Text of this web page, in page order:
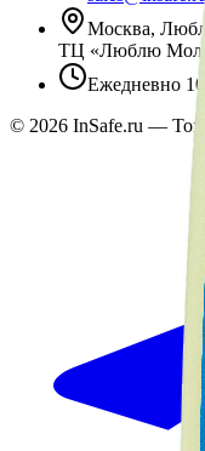
Москва,
ТЦ «Люблю
Ежедневно
© 2026 InSafe.ru —